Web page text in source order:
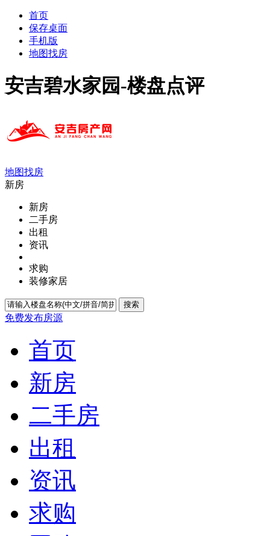
首页
保存桌面
手机版
地图找房
安吉碧水家园-楼盘点评
地图找房
新房
新房
二手房
出租
资讯
求购
装修家居
搜索
免费发布房源
首页
新房
二手房
出租
资讯
求购